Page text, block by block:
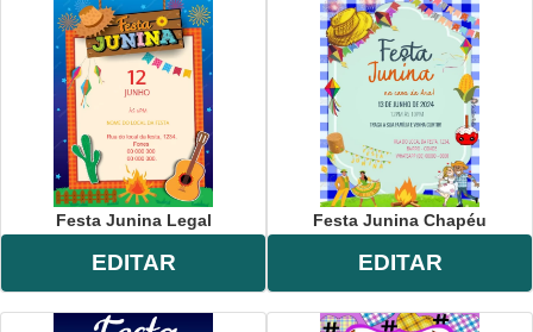
Festa Junina Legal
EDITAR
Festa Junina Chapéu
EDITAR